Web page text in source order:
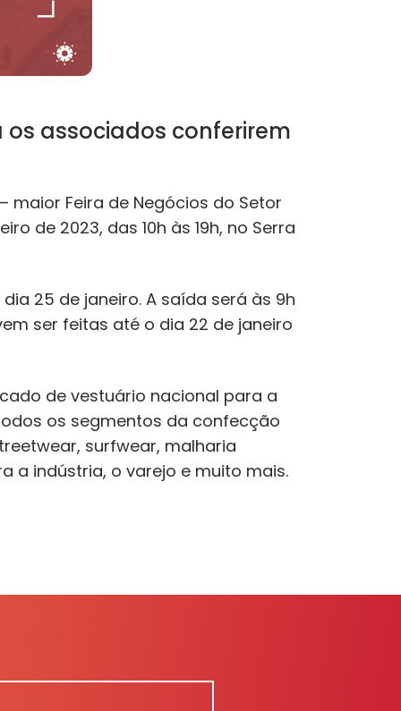
associados conferirem
maior Feira de Negócios do Setor
de 2023, das 10h às 19h, no Serra
25 de janeiro. A saída será às 9h
ser feitas até o dia 22 de janeiro
de vestuário nacional para a
todos os segmentos da confecção
surfwear, malharia
a indústria, o varejo e muito mais.